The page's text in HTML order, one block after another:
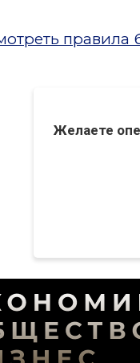
правила
Желаете